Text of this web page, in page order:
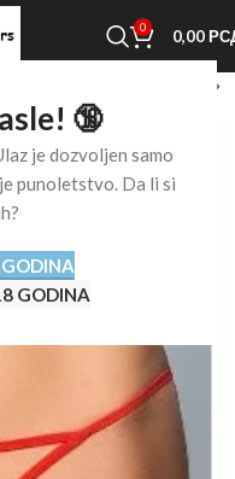
🔞
je dozvoljen samo
punoletstvo. Da li si
GODINA
0 0,00